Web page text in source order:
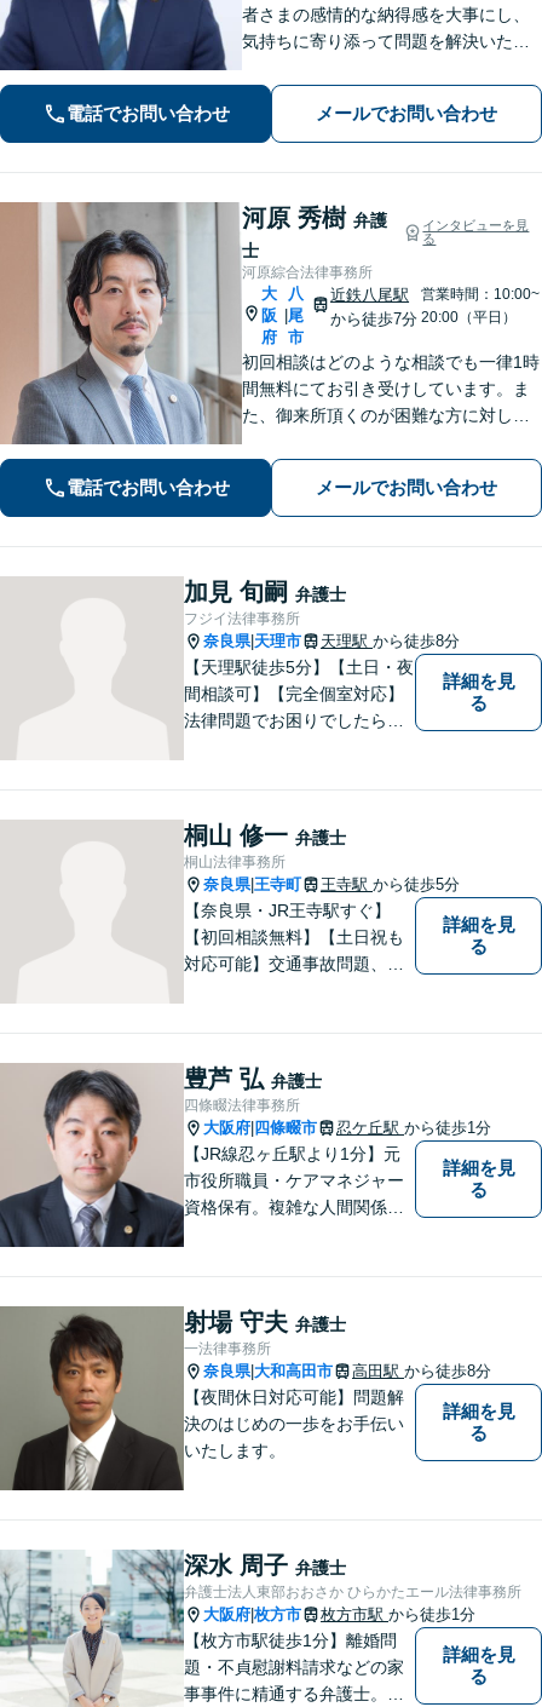
者さまの感情的な納得感を大事にし、
気持ちに寄り添って問題を解決いたし
し、秘密厳守を徹底」子の監護が関わ
る複雑なケースも対応【完全個室対
応】【子連れ相談可】【休日・夜間相
談可】
電話でお問い合わせ メールでお問い合わせ
河原 秀樹 弁護
士
インタビューを見
る
河原綜合法律事務所
大
阪
府
八
尾
市
近鉄八尾駅
から徒歩7分
営業時間：10:00~
20:00（平日）
初回相談はどのような相談でも一律1時
間無料にてお引き受けしています。ま
た、御来所頂くのが困難な方に対して
す。弁護士事務所の比較的少ない八尾
市及び近隣市・区の方々に上質なリー
ガルサービスを提供いたします。
電話でお問い合わせ メールでお問い合わせ
加見 旬嗣 弁護士
フジイ法律事務所
奈良県| 天理市 天理駅 から徒歩8分
【天理駅徒歩5分】【土日・夜
間相談可】【完全個室対応】
法律問題でお困りでしたらお
いたします。お早めのご相談
が納得のいく解決への第一歩
です。
詳細を見
る
桐山 修一 弁護士
桐山法律事務所
奈良県|王寺町 王寺駅 から徒歩5分
【奈良県・JR王寺駅すぐ】
【初回相談無料】【土日祝も
対応可能】交通事故問題、遺
提供しています。
詳細を見
る
豊芦 弘 弁護士
四條畷法律事務所
大阪府 四條畷市 忍ケ丘駅 から徒歩1分
【JR線忍ヶ丘駅より1分】元
市役所職員・ケアマネジャー
資格保有。複雑な人間関係が
詳細を見
る
射場 守夫 弁護士
一法律事務所
奈良県|大和高田市 高田駅 から徒歩8分
【夜間休日対応可能】問題解
決のはじめの一歩をお手伝い
いたします。
詳細を見
る
深水 周子 弁護士
弁護士法人東部おおさか ひらかたエール法律事務所
大阪府 枚方市 枚方市駅 から徒歩1分
【枚方市駅徒歩1分】離婚問
題・不貞慰謝料請求などの家
事事件に精通する弁護士。依
詳細を見
る